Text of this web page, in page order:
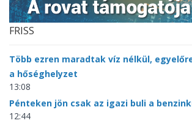
FRISS
Több ezren maradtak víz nélkül,
a hőséghelyzet
13:08
Pénteken jön csak az igazi buli a
12:44